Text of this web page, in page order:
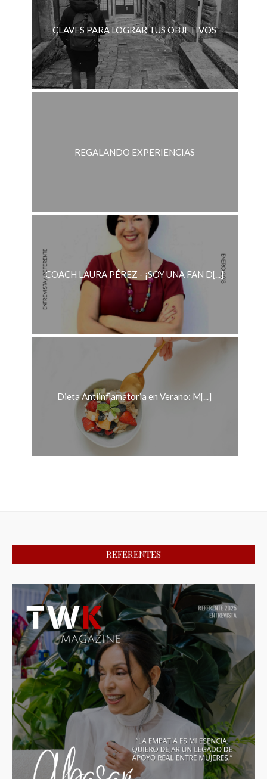
CLAVES PARA LOGRAR TUS OBJETIVOS
REGALANDO EXPERIENCIAS
COACH LAURA PÉREZ - ¡SOY UNA FAN D[...]
Dieta Antiinflamatoria en Verano: M[...]
REFERENTES